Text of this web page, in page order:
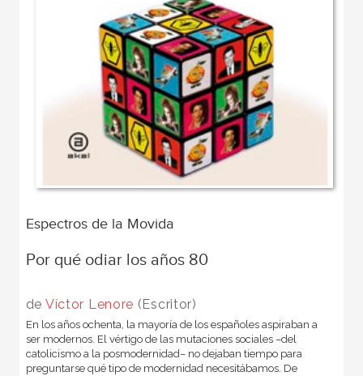
Espectros de la Movida
Por qué odiar los años 80
de Víctor Lenore (Escritor)
En los años ochenta, la mayoría de los españoles aspiraban a
ser modernos. El vértigo de las mutaciones sociales –del
catolicismo a la posmodernidad– no dejaban tiempo para
preguntarse qué tipo de modernidad necesitábamos. De